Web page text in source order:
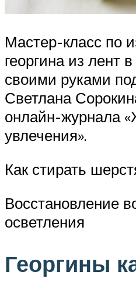
Мастер-класс по
георгина из лент
своими руками
Светлана
онлайн-журнала
увлечения».
Как стирать
Восстановление
осветления
Георгины